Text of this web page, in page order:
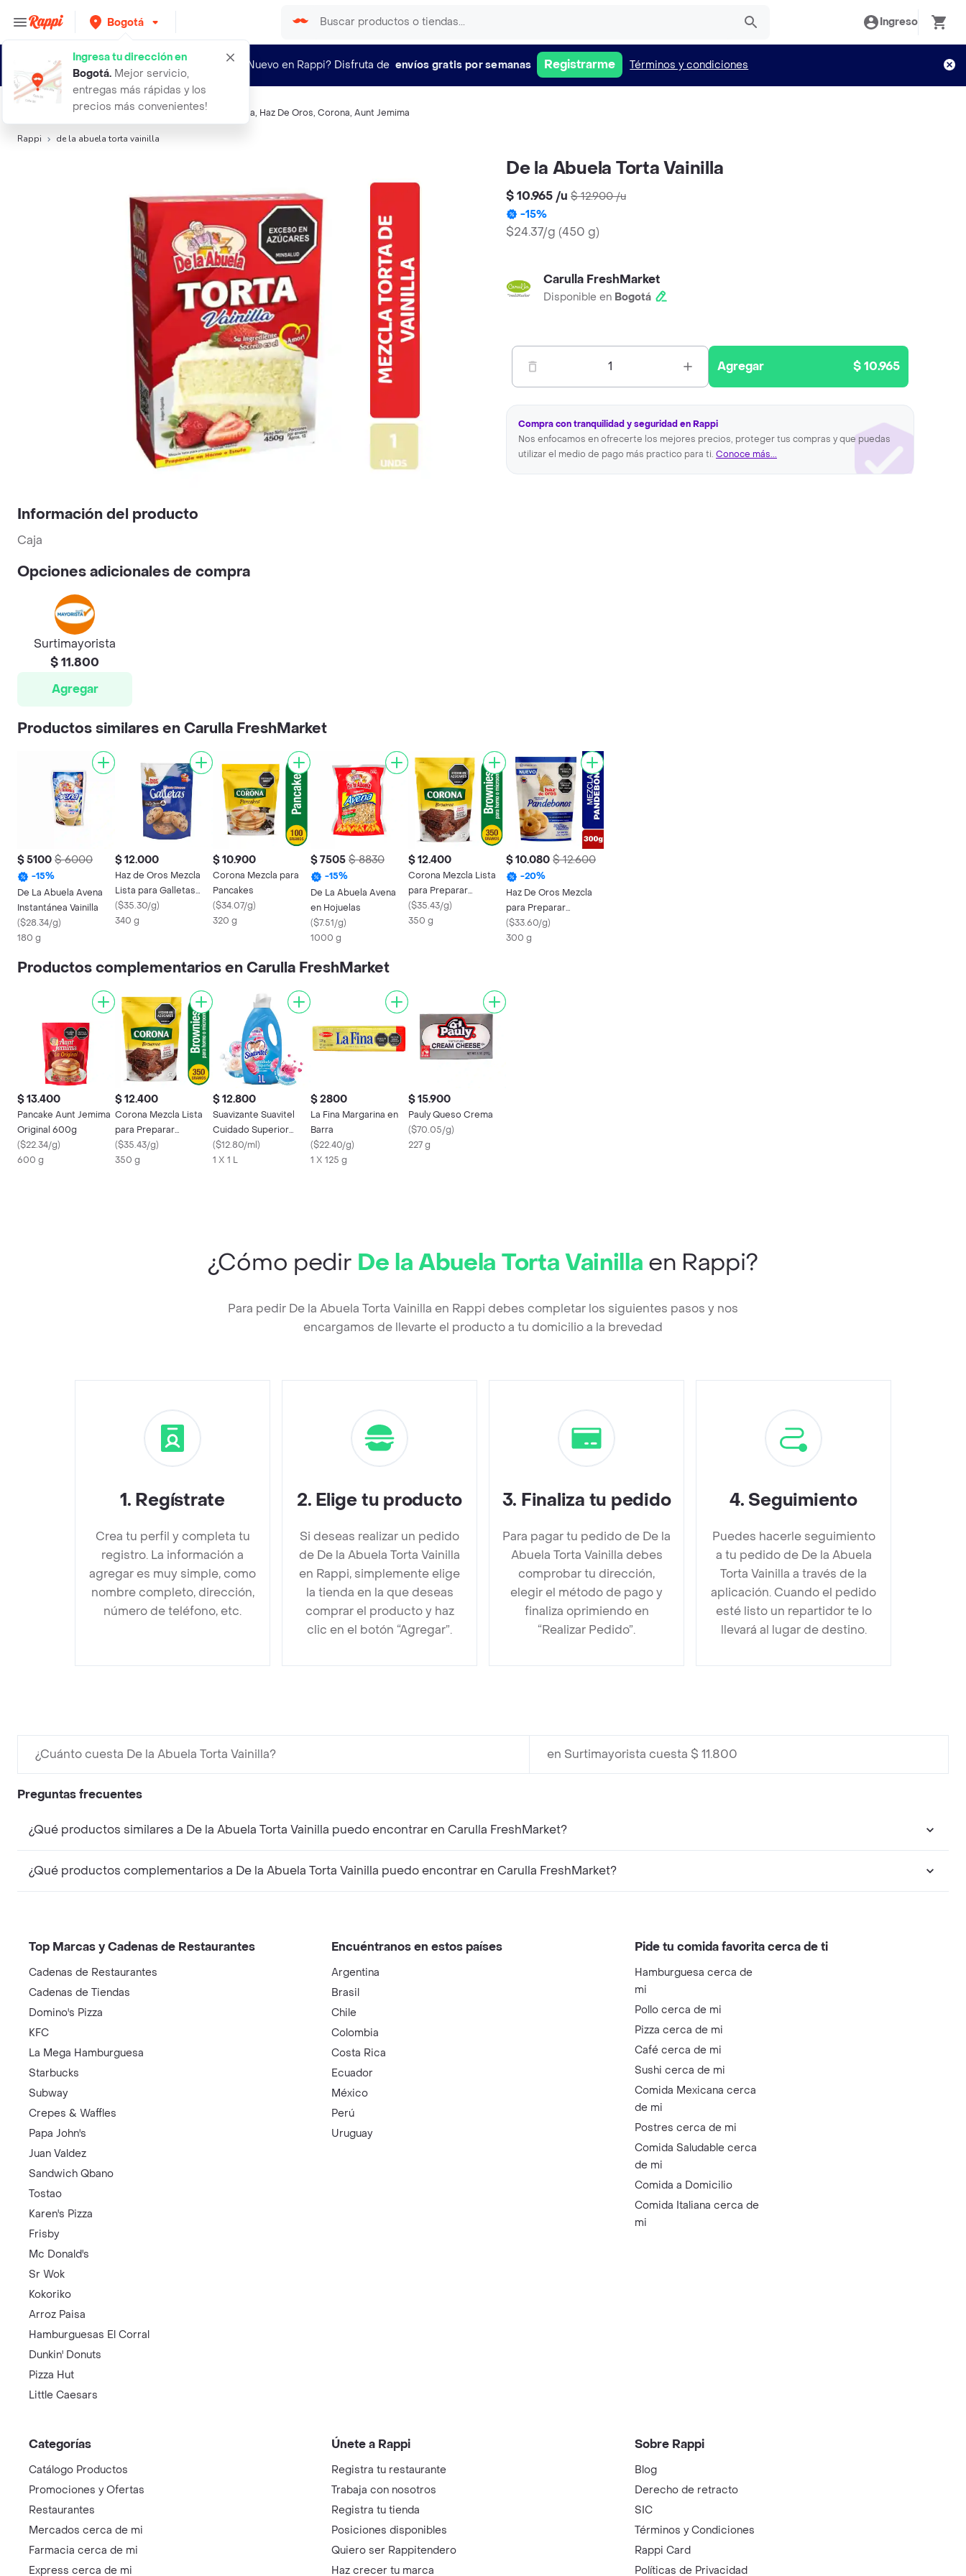
Bogotá
Ingresa tu dirección en
Bogotá. Mejor servicio,
entregas más rápidas y los
precios más convenientes!
Ingreso
¿Nuevo en Rappi? Disfruta de envíos gratis por semanas Registrarme Términos y condiciones
Búsquedas relacionadas:Mezclas dulces,De La Abuela, Haz De Oros, Corona, Aunt Jemima
Rappi de la abuela torta vainilla
De la Abuela Torta Vainilla
$ 10.965 /u $ 12.900/u
-15%
$24.37/g (450 g)
Carulla FreshMarket
Disponible en Bogotá
1 Agregar $ 10.965
Compra con tranquilidad y seguridad en Rappi
Nos enfocamos en ofrecerte los mejores precios, proteger tus compras y que puedas
utilizar el medio de pago más practico para ti. Conoce más...
Información del producto
Caja
Opciones adicionales de compra
Surtimayorista
$ 11.800
Agregar
Productos similares en Carulla FreshMarket
$ 5100 $ 6000
-15%
De La Abuela Avena
Instantánea Vainilla
($28.34/g)
180 g
$ 12.000
Haz de Oros Mezcla
Lista para Galletas
con Chips de
Chocolate
($35.30/g)
340 g
$ 10.900
Corona Mezcla para
Pancakes
($34.07/g)
320 g
$ 7505 $ 8830
-15%
De La Abuela Avena
en Hojuelas
($7.51/g)
1000 g
$ 12.400
Corona Mezcla Lista
para Preparar
Brownies
($35.43/g)
350 g
$ 10.080 $ 12.600
-20%
Haz De Oros Mezcla
para Preparar
Pandebono
($33.60/g)
300 g
Productos complementarios en Carulla FreshMarket
$ 13.400
Pancake Aunt Jemima
Original 600g
($22.34/g)
600 g
$ 12.400
Corona Mezcla Lista
para Preparar
Brownies
($35.43/g)
350 g
$ 12.800
Suavizante Suavitel
Cuidado Superior
Fresca Primavera 1 L
($12.80/ml)
1 X 1 L
$ 2800
La Fina Margarina en
Barra
($22.40/g)
1 X 125 g
$ 15.900
Pauly Queso Crema
($70.05/g)
227 g
¿Cómo pedir De la Abuela Torta Vainilla en Rappi?
Para pedir De la Abuela Torta Vainilla en Rappi debes completar los siguientes pasos y nos
encargamos de llevarte el producto a tu domicilio a la brevedad
1. Regístrate
Crea tu perfil y completa tu
registro. La información a
agregar es muy simple, como
nombre completo, dirección,
número de teléfono, etc.
2. Elige tu producto
Si deseas realizar un pedido
de De la Abuela Torta Vainilla
en Rappi, simplemente elige
la tienda en la que deseas
comprar el producto y haz
clic en el botón “Agregar”.
3. Finaliza tu pedido
Para pagar tu pedido de De la
Abuela Torta Vainilla debes
comprobar tu dirección,
elegir el método de pago y
finaliza oprimiendo en
“Realizar Pedido”.
4. Seguimiento
Puedes hacerle seguimiento
a tu pedido de De la Abuela
Torta Vainilla a través de la
aplicación. Cuando el pedido
esté listo un repartidor te lo
llevará al lugar de destino.
¿Cuánto cuesta De la Abuela Torta Vainilla? en Surtimayorista cuesta $ 11.800
Preguntas frecuentes
¿Qué productos similares a De la Abuela Torta Vainilla puedo encontrar en Carulla FreshMarket?
¿Qué productos complementarios a De la Abuela Torta Vainilla puedo encontrar en Carulla FreshMarket?
Top Marcas y Cadenas de Restaurantes
Cadenas de Restaurantes
Cadenas de Tiendas
Domino's Pizza
KFC
La Mega Hamburguesa
Starbucks
Subway
Crepes & Waffles
Papa John's
Juan Valdez
Sandwich Qbano
Tostao
Karen's Pizza
Frisby
Mc Donald's
Sr Wok
Kokoriko
Arroz Paisa
Hamburguesas El Corral
Dunkin' Donuts
Pizza Hut
Little Caesars
Encuéntranos en estos países
Argentina
Brasil
Chile
Colombia
Costa Rica
Ecuador
México
Perú
Uruguay
Pide tu comida favorita cerca de ti
Hamburguesa cerca de
mi
Pollo cerca de mi
Pizza cerca de mi
Café cerca de mi
Sushi cerca de mi
Comida Mexicana cerca
de mi
Postres cerca de mi
Comida Saludable cerca
de mi
Comida a Domicilio
Comida Italiana cerca de
mi
Categorías
Catálogo Productos
Promociones y Ofertas
Restaurantes
Mercados cerca de mi
Farmacia cerca de mi
Express cerca de mi
Únete a Rappi
Registra tu restaurante
Trabaja con nosotros
Registra tu tienda
Posiciones disponibles
Quiero ser Rappitendero
Haz crecer tu marca
Sobre Rappi
Blog
Derecho de retracto
SIC
Términos y Condiciones
Rappi Card
Políticas de Privacidad